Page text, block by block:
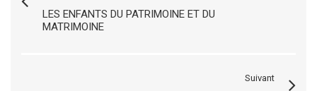
LES ENFANTS DU PATRIMOINE ET DU
MATRIMOINE
Suivant